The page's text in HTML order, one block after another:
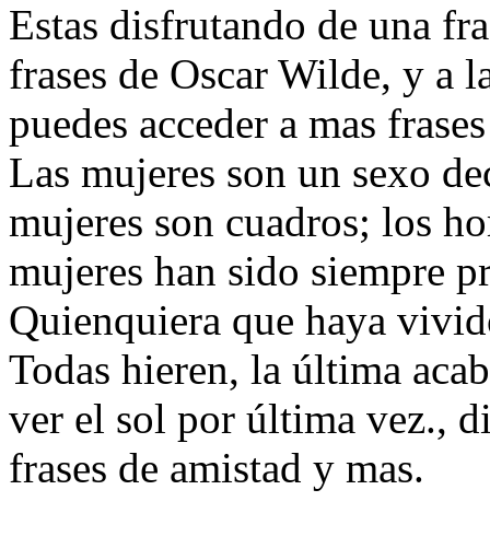
Estas disfrutando de una
frases de Oscar Wilde, y a
puedes acceder a mas
Las mujeres son un sexo
mujeres son cuadros; los
mujeres han sido siempre
Quienquiera que haya
Todas hieren, la última
ver el sol por última vez.,
frases de amistad y mas.